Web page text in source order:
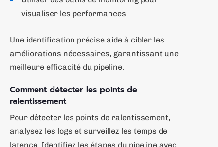
visualiser les performances.
Une identification précise aide à cibler les
améliorations nécessaires, garantissant une
meilleure efficacité du pipeline.
Comment détecter les points de
ralentissement
Pour détecter les points de ralentissement,
analysez les logs et surveillez les temps de
latence. Identifiez les étapes du pipeline avec